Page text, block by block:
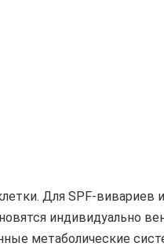
Для SPF-вивариев
индивидуально
метаболические